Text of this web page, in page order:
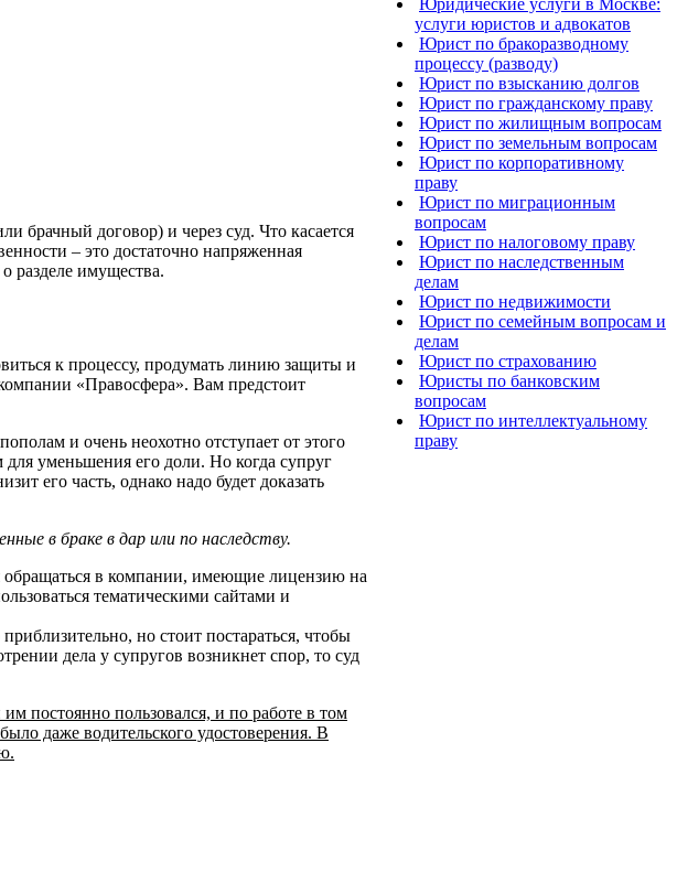
брачный договор) и через суд. Что касается
– это достаточно напряженная
разделе имущества.
к процессу, продумать линию защиты и
«Правосфера». Вам предстоит
и очень неохотно отступает от этого
уменьшения его доли. Но когда супруг
его часть, однако надо будет доказать
в браке в дар или по наследству.
обращаться в компании, имеющие лицензию на
тематическими сайтами и
но стоит постараться, чтобы
дела у супругов возникнет спор, то суд
постоянно пользовался, и по работе в том
даже водительского удостоверения. В
Юридические услуги в Москве:
услуги юристов и адвокатов
Юрист по бракоразводному
процессу (разводу)
Юрист по взысканию долгов
Юрист по гражданскому праву
Юрист по жилищным вопросам
Юрист по земельным вопросам
Юрист по корпоративному
праву
Юрист по миграционным
вопросам
Юрист по налоговому праву
Юрист по наследственным
делам
Юрист по недвижимости
Юрист по семейным вопросам и
делам
Юрист по страхованию
Юристы по банковским
вопросам
Юрист по интеллектуальному
праву